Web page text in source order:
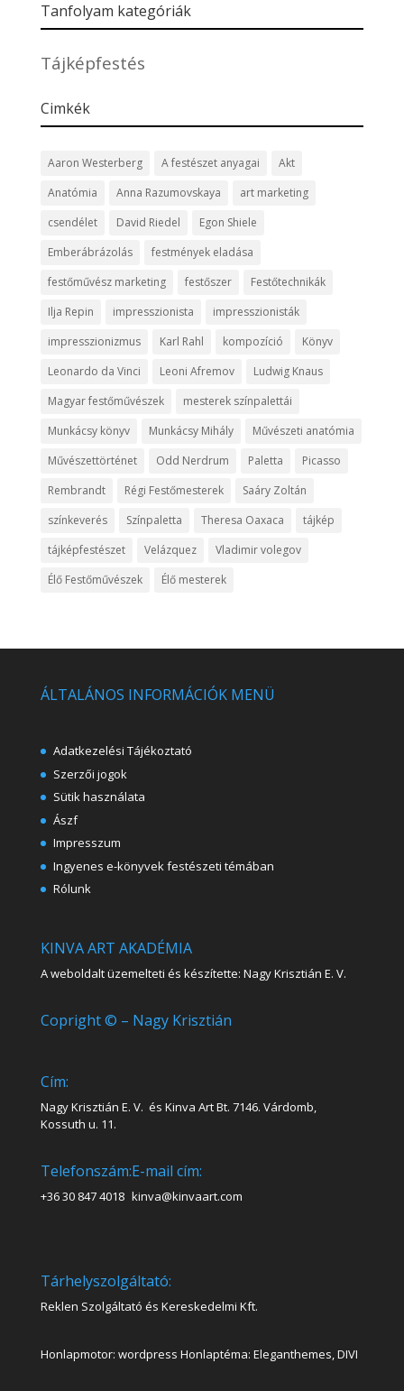
Tanfolyam kategóriák
Tájképfestés
Cimkék
Aaron Westerberg A festészet anyagai
Akt
Anatómia
Anna Razumovskaya
art marketing
csendélet
David Riedel
Egon Shiele
Emberábrázolás
festmények eladása
festőművész marketing
festőszer
Festőtechnikák
Ilja Repin
impresszionista
impresszionisták
impresszionizmus
Karl Rahl kompozíció
Könyv
Leonardo da Vinci
Leoni Afremov
Ludwig Knaus
Magyar festőművészek
mesterek színpalettái
Munkácsy könyv
Munkácsy Mihály
Művészeti anatómia
Művészettörténet
Odd Nerdrum Paletta
Picasso
Rembrandt
Régi Festőmesterek
Saáry Zoltán
színkeverés
Színpaletta Theresa Oaxaca
tájkép
tájképfestészet
Velázquez
Vladimir volegov
Élő Festőművészek
Élő mesterek
ÁLTALÁNOS INFORMÁCIÓK MENÜ
Adatkezelési Tájékoztató
Szerzői jogok
Sütik használata
Ászf
Impresszum
Ingyenes e-könyvek festészeti témában
Rólunk
KINVA ART AKADÉMIA
A weboldalt üzemelteti és készítette: Nagy Krisztián E. V.
Copright © – Nagy Krisztián
Cím:
Nagy Krisztián E. V. és Kinva Art Bt. 7146. Várdomb,
Kossuth u. 11.
Telefonszám:
+36 30 847 4018
E-mail cím:
kinva@kinvaart.com
Tárhelyszolgáltató:
Reklen Szolgáltató és Kereskedelmi Kft.
Honlapmotor: wordpress Honlaptéma: Eleganthemes, DIVI